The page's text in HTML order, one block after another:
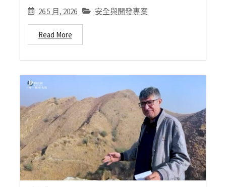
26 5 月, 2026 安全與開發專案
Read More